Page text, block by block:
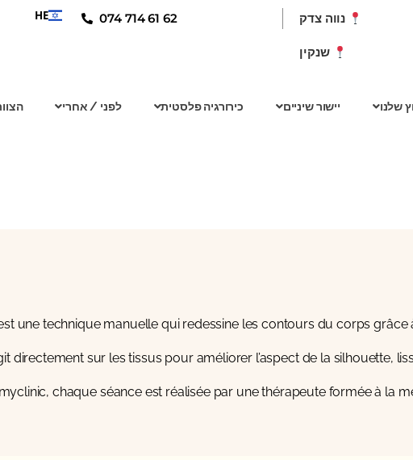
נווה צדק
שנקין
074 714 61 62
HE
שלנו יישור שיניים כירורגיה פלסטית לפני / אחרי
une technique manuelle qui redessine les contours du corps
directement sur les tissus pour améliorer l’aspect de la silhouette,
chaque séance est réalisée par une thérapeute formée à la